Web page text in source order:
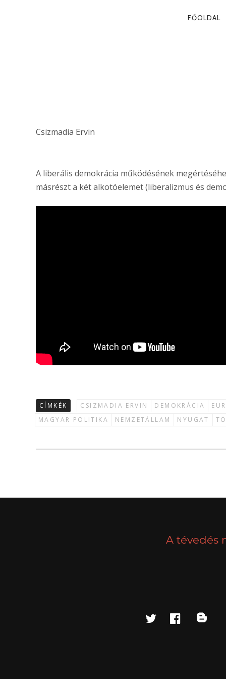
FŐOLDAL
Csizmadia Ervin
A liberális demokrácia működésének
másrészt a két alkotóelemet (liberalizmus és
CÍMKÉK CSIZMADIA ERVIN DEMOKRÁCIA
MAGYAR POLITIKA
NEMZETÁLLAM NYUGAT
A tévedés
twitterfacebook
blog